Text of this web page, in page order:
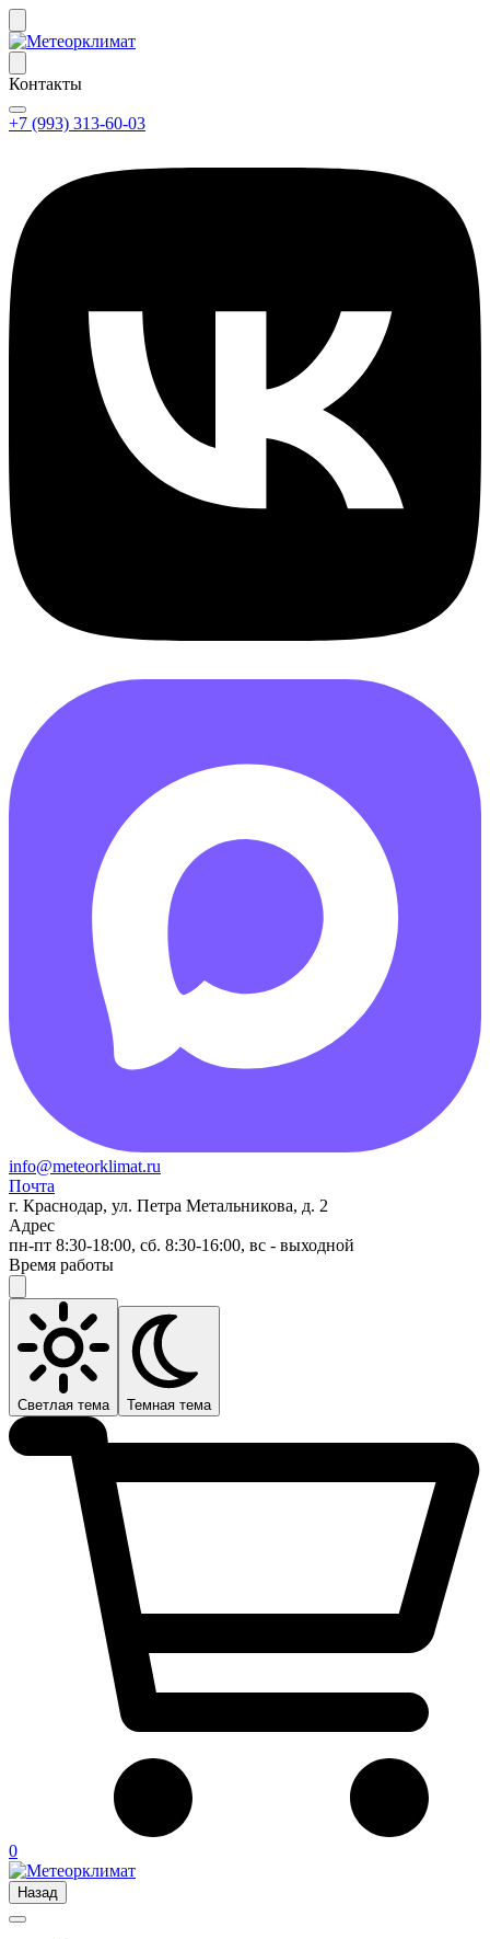
Контакты
+7 (993) 313-60-03
info@meteorklimat.ru
Почта
г. Краснодар, ул. Петра Метальникова, д. 2
Адрес
пн-пт 8:30-18:00, сб. 8:30-16:00, вс - выходной
Время работы
Светлая тема Темная тема
0
Назад